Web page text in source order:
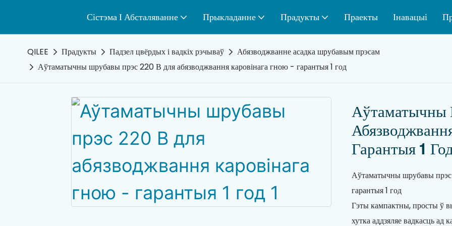
Сістэма І Абсталяванне Прыкладанне Прадукты Праекты Інавацыі
QILEE Прадукты Падзел цвёрдых і вадкіх рэчываў
Абязводжванне асадка шрубавым прэсам
Аўтаматычны шрубавы прэс 220 В для абязводжвання каровінага гною - гарантыя 1 год
Аўтаматычны
Гарантыя 1
Аўтаматычны шрубавы
гарантыя 1 год
Гэты кампактны, просты ў
хутка аддзяляе вадкасць